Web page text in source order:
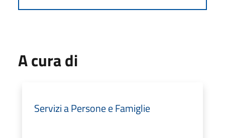
A cura di
Servizi a Persone e Famiglie